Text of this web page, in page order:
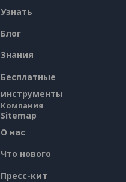
Узнать
Блог
Знания
Бесплатные
инструменты
Sitemap
Компания
О нас
Что нового
Пресс-кит